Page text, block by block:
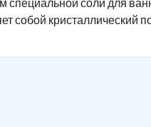
специальной соли для
собой кристаллический